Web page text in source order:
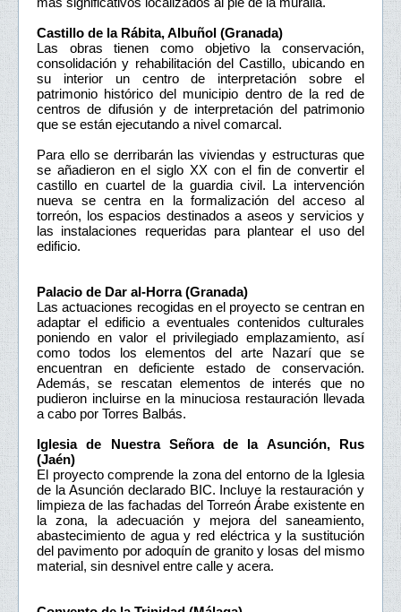
Castillo de la Rábita, Albuñol (Granada)
Las obras tienen como objetivo la conservación,
consolidación y rehabilitación del Castillo, ubicando en
su interior un centro de interpretación sobre el
patrimonio histórico del municipio dentro de la red de
centros de difusión y de interpretación del patrimonio
que se están ejecutando a nivel comarcal.
Para ello se derribarán las viviendas y estructuras que
se añadieron en el siglo XX con el fin de convertir el
castillo en cuartel de la guardia civil. La intervención
nueva se centra en la formalización del acceso al
torreón, los espacios destinados a aseos y servicios y
las instalaciones requeridas para plantear el uso del
edificio.
Palacio de Dar al-Horra (Granada)
Las actuaciones recogidas en el proyecto se centran en
adaptar el edificio a eventuales contenidos culturales
poniendo en valor el privilegiado emplazamiento, así
como todos los elementos del arte Nazarí que se
encuentran en deficiente estado de conservación.
Además, se rescatan elementos de interés que no
pudieron incluirse en la minuciosa restauración llevada
a cabo por Torres Balbás.
Iglesia de Nuestra Señora de la Asunción, Rus
(Jaén)
El proyecto comprende la zona del entorno de la Iglesia
de la Asunción declarado BIC. Incluye la restauración y
limpieza de las fachadas del Torreón Árabe existente en
la zona, la adecuación y mejora del saneamiento,
abastecimiento de agua y red eléctrica y la sustitución
del pavimento por adoquín de granito y losas del mismo
material, sin desnivel entre calle y acera.